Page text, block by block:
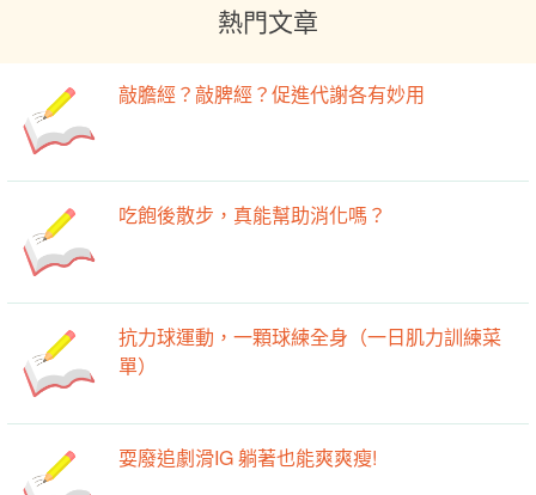
熱門文章
敲膽經？敲脾經？促進代謝各有妙用
吃飽後散步，真能幫助消化嗎？
抗力球運動，一顆球練全身（一日肌力訓練菜
單）
耍廢追劇滑IG 躺著也能爽爽瘦!